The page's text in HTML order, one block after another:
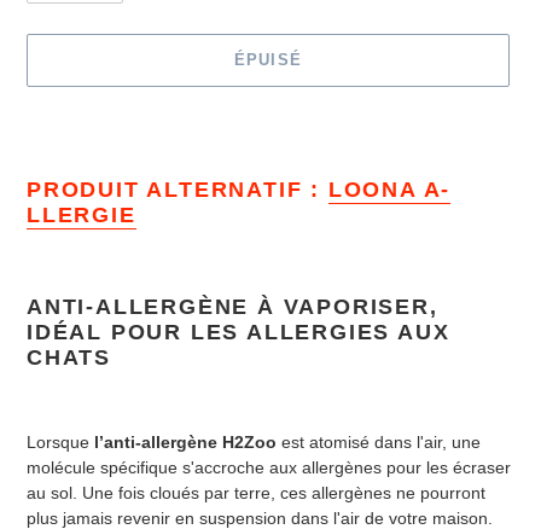
ÉPUISÉ
à
votre
PRODUIT ALTERNATIF : LOONA A-
LLERGIE
ANTI-ALLERGÈNE À VAPORISER,
IDÉAL POUR LES ALLERGIES AUX
CHATS
Lorsque l’anti-allergène H2Zoo est atomisé dans l'air, une
molécule spécifique s'accroche aux allergènes pour les écraser
au sol. Une fois cloués par terre, ces allergènes ne pourront
plus jamais revenir en suspension dans l'air de votre maison.